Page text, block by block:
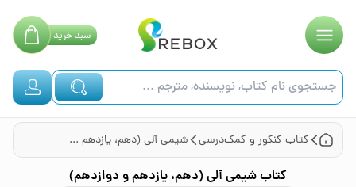
سبدخرید
کتاب کنکور و کمک‌درسی شیمی آلی (دهم، یازدهم و دوازدهم)
کتابشیمی آلی (دهم، یازدهم و دوازدهم)